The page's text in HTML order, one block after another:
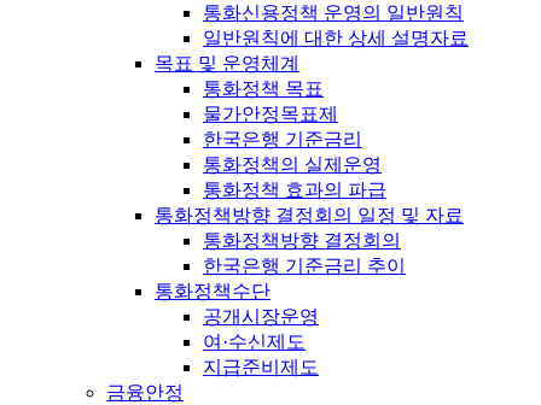
통화신용정책 운영의 일반원칙
일반원칙에 대한 상세 설명자료
목표 및 운영체계
통화정책 목표
물가안정목표제
한국은행 기준금리
통화정책의 실제운영
통화정책 효과의 파급
통화정책방향 결정회의 일정 및 자료
통화정책방향 결정회의
한국은행 기준금리 추이
통화정책수단
공개시장운영
여·수신제도
지급준비제도
금융안정